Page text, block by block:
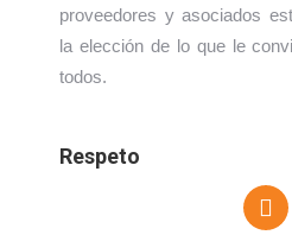
proveedores y asociados
la elección de lo que le
todos.
Respeto